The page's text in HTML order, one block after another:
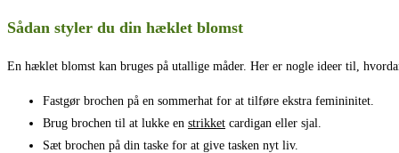
Sådan styler du din hæklet blomst
En hæklet blomst kan bruges på utallige måder. Her er nogle ideer til,
Fastgør brochen på en sommerhat for at tilføre ekstra femininitet.
Brug brochen til at lukke en strikket cardigan eller sjal.
Sæt brochen på din taske for at give tasken nyt liv.